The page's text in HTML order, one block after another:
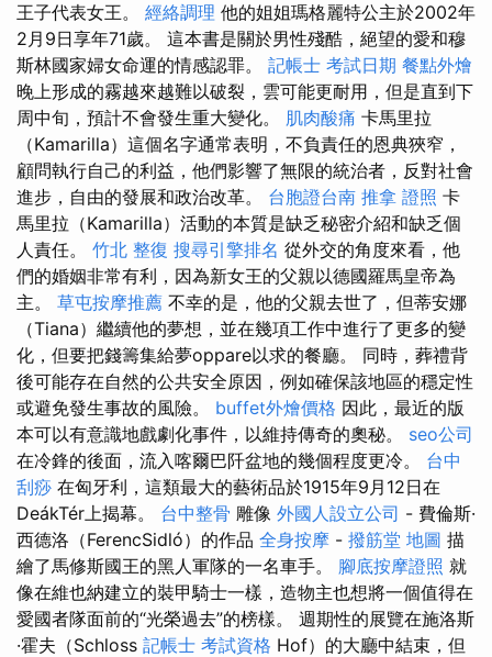
王子代表女王。 經絡調理 他的姐姐瑪格麗特公主於2002年
2月9日享年71歲。 這本書是關於男性殘酷，絕望的愛和穆
斯林國家婦女命運的情感認罪。 記帳士 考試日期 餐點外燴
晚上形成的霧越來越難以破裂，雲可能更耐用，但是直到下
周中旬，預計不會發生重大變化。 肌肉酸痛 卡馬里拉
（Kamarilla）這個名字通常表明，不負責任的恩典狹窄，
顧問執行自己的利益，他們影響了無限的統治者，反對社會
進步，自由的發展和政治改革。 台胞證台南 推拿 證照 卡
馬里拉（Kamarilla）活動的本質是缺乏秘密介紹和缺乏個
人責任。 竹北 整復 搜尋引擎排名 從外交的角度來看，他
們的婚姻非常有利，因為新女王的父親以德國羅馬皇帝為
主。 草屯按摩推薦 不幸的是，他的父親去世了，但蒂安娜
（Tiana）繼續他的夢想，並在幾項工作中進行了更多的變
化，但要把錢籌集給夢oppare以求的餐廳。 同時，葬禮背
後可能存在自然的公共安全原因，例如確保該地區的穩定性
或避免發生事故的風險。 buffet外燴價格 因此，最近的版
本可以有意識地戲劇化事件，以維持傳奇的奧秘。 seo公司
在冷鋒的後面，流入喀爾巴阡盆地的幾個程度更冷。 台中
刮痧 在匈牙利，這類最大的藝術品於1915年9月12日在
DeákTér上揭幕。 台中整骨 雕像 外國人設立公司 - 費倫斯·
西德洛（FerencSidló）的作品 全身按摩 - 撥筋堂 地圖 描
繪了馬修斯國王的黑人軍隊的一名車手。 腳底按摩證照 就
像在維也納建立的裝甲騎士一樣，造物主也想將一個值得在
愛國者隊面前的“光榮過去”的榜樣。 週期性的展覽在施洛斯
·霍夫（Schloss 記帳士 考試資格 Hof）的大廳中結束，但